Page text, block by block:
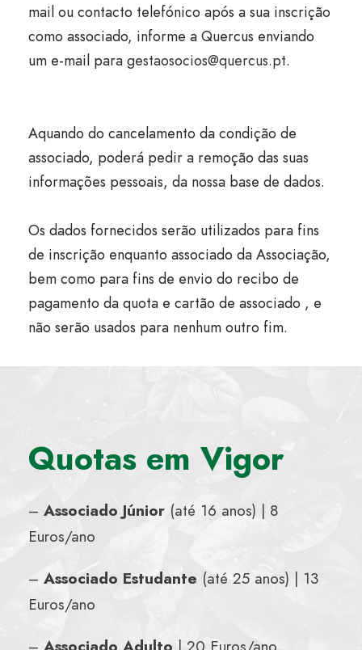
mail ou contacto telefónico após a sua inscrição
como associado, informe a Quercus enviando
um e-mail paragestaosocios@quercus.pt.
Aquando do cancelamento da condição de
associado, poderá pedir a remoção das suas
informações pessoais, da nossa base de dados.
Os dados fornecidos serão utilizados para fins
de inscrição enquanto associado da Associação,
bem como para fins de envio do recibo de
pagamento da quota e cartão de associado , e
não serão usados para nenhum outro fim.
Quotas em Vigor
– Associado Júnior (até 16 anos) | 8
Euros/ano
– Associado Estudante (até 25 anos) | 13
Euros/ano